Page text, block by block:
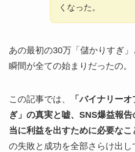
くなった。
あの最初の30万「儲かりすぎ
瞬間が全ての始まりだったの。
この記事では、
「バイナリー
ぎ」の真実と嘘、SNS爆益報
当に利益を出すために必要なこ
の失敗と成功を全部さらけ出し